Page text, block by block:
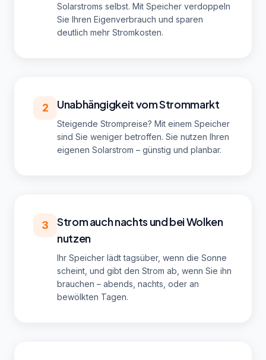
Solarstroms selbst. Mit Speicher verdoppeln
Sie Ihren Eigenverbrauch und sparen
deutlich mehr Stromkosten.
2 Unabhängigkeit vom Strommarkt
Steigende Strompreise? Mit einem Speicher
sind Sie weniger betroffen. Sie nutzen Ihren
eigenen Solarstrom – günstig und planbar.
3
Strom auch nachts und bei Wolken
nutzen
Ihr Speicher lädt tagsüber, wenn die Sonne
scheint, und gibt den Strom ab, wenn Sie ihn
brauchen – abends, nachts, oder an
bewölkten Tagen.